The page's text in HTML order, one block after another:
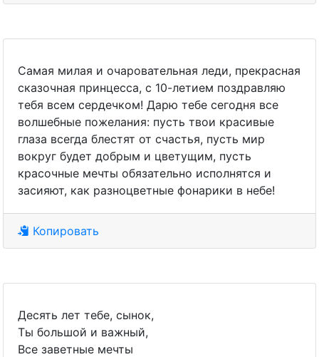
Самая милая и очаровательная леди, прекрасная
сказочная принцесса, с 10-летием поздравляю
тебя всем сердечком! Дарю тебе сегодня все
волшебные пожелания: пусть твои красивые
глаза всегда блестят от счастья, пусть мир
вокруг будет добрым и цветущим, пусть
красочные мечты обязательно исполнятся и
засияют, как разноцветные фонарики в небе!
Копировать
Десять лет тебе, сынок,
Ты большой и важный,
Все заветные мечты